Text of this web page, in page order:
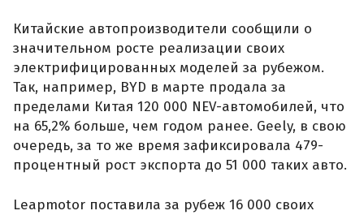
Китайские автопроизводители сообщили о
значительном росте реализации своих
электрифицированных моделей за рубежом.
Так, например, BYD в марте продала за
пределами Китая 120 000 NEV-автомобилей, что
на 65,2% больше, чем годом ранее. Geely, в свою
очередь, за то же время зафиксировала 479-
процентный рост экспорта до 51 000 таких авто.
Leapmotor поставила за рубеж 16 000 своих